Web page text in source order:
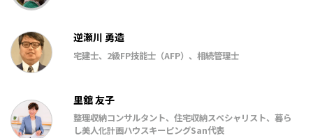
逆瀬川 勇造
宅建士、2級FP技能士（AFP）、相続管理士
里舘 友子
整理収納コンサルタント、住宅収納スペシャリスト、暮ら
し美人化計画ハウスキーピングSan代表